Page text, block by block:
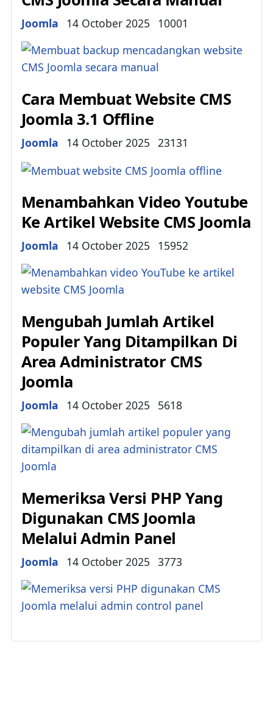
Details
Joomla 14 October 2025 10001
Cara Membuat Website CMS
Joomla 3.1 Offline
Details
Joomla 14 October 2025 23131
Menambahkan Video Youtube
Ke Artikel Website CMS Joomla
Details
Joomla 14 October 2025 15952
Mengubah Jumlah Artikel
Populer Yang Ditampilkan Di
Area Administrator CMS
Joomla
Details
Joomla 14 October 2025 5618
Memeriksa Versi PHP Yang
Digunakan CMS Joomla
Melalui Admin Panel
Details
Joomla 14 October 2025 3773